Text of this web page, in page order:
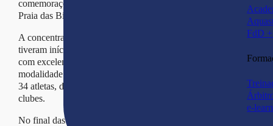
FdD
e-
comemorações do Dia da Marinha de 2016, no dia 15 de Maio, na
Praia das Bicas – Meco.
A concentração de atletas, reunião de briefing e abraço de Fair
tiveram início às 9 horas, na Praia das Bicas. A prova realizou-se
com excelentes condições atmosféricas e de mar para esta
modalidade praticada exclusivamente em apneia, reuniu um total
34 atletas, distribuídos por 17 duplas e em representação de 4
clubes.
No final das 5 horas de prova, na modalidade de duplas à